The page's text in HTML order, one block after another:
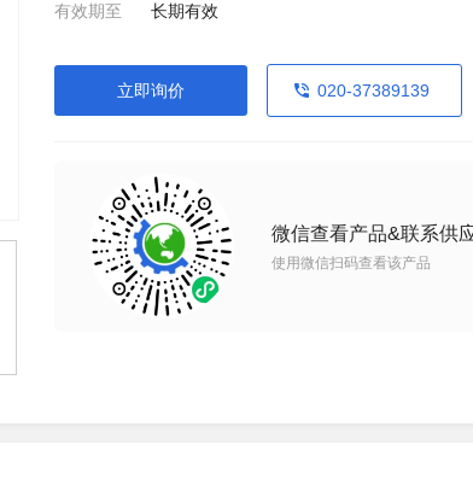
有效期至 长期有效
立即询价 020-37389139
微信查看产品&联系供
使用微信扫码查看该产品